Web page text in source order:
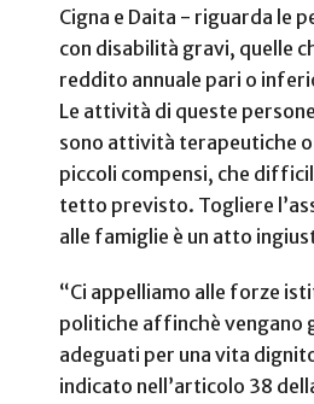
Cigna e Daita - riguarda le
con disabilità gravi, quelle
reddito annuale pari o
Le attività di queste
sono attività terapeutiche
piccoli compensi, che
tetto previsto. Togliere
alle famiglie è un atto
“Ci appelliamo alle forze
politiche affinchè vengano
adeguati per una vita
indicato nell’articolo 38